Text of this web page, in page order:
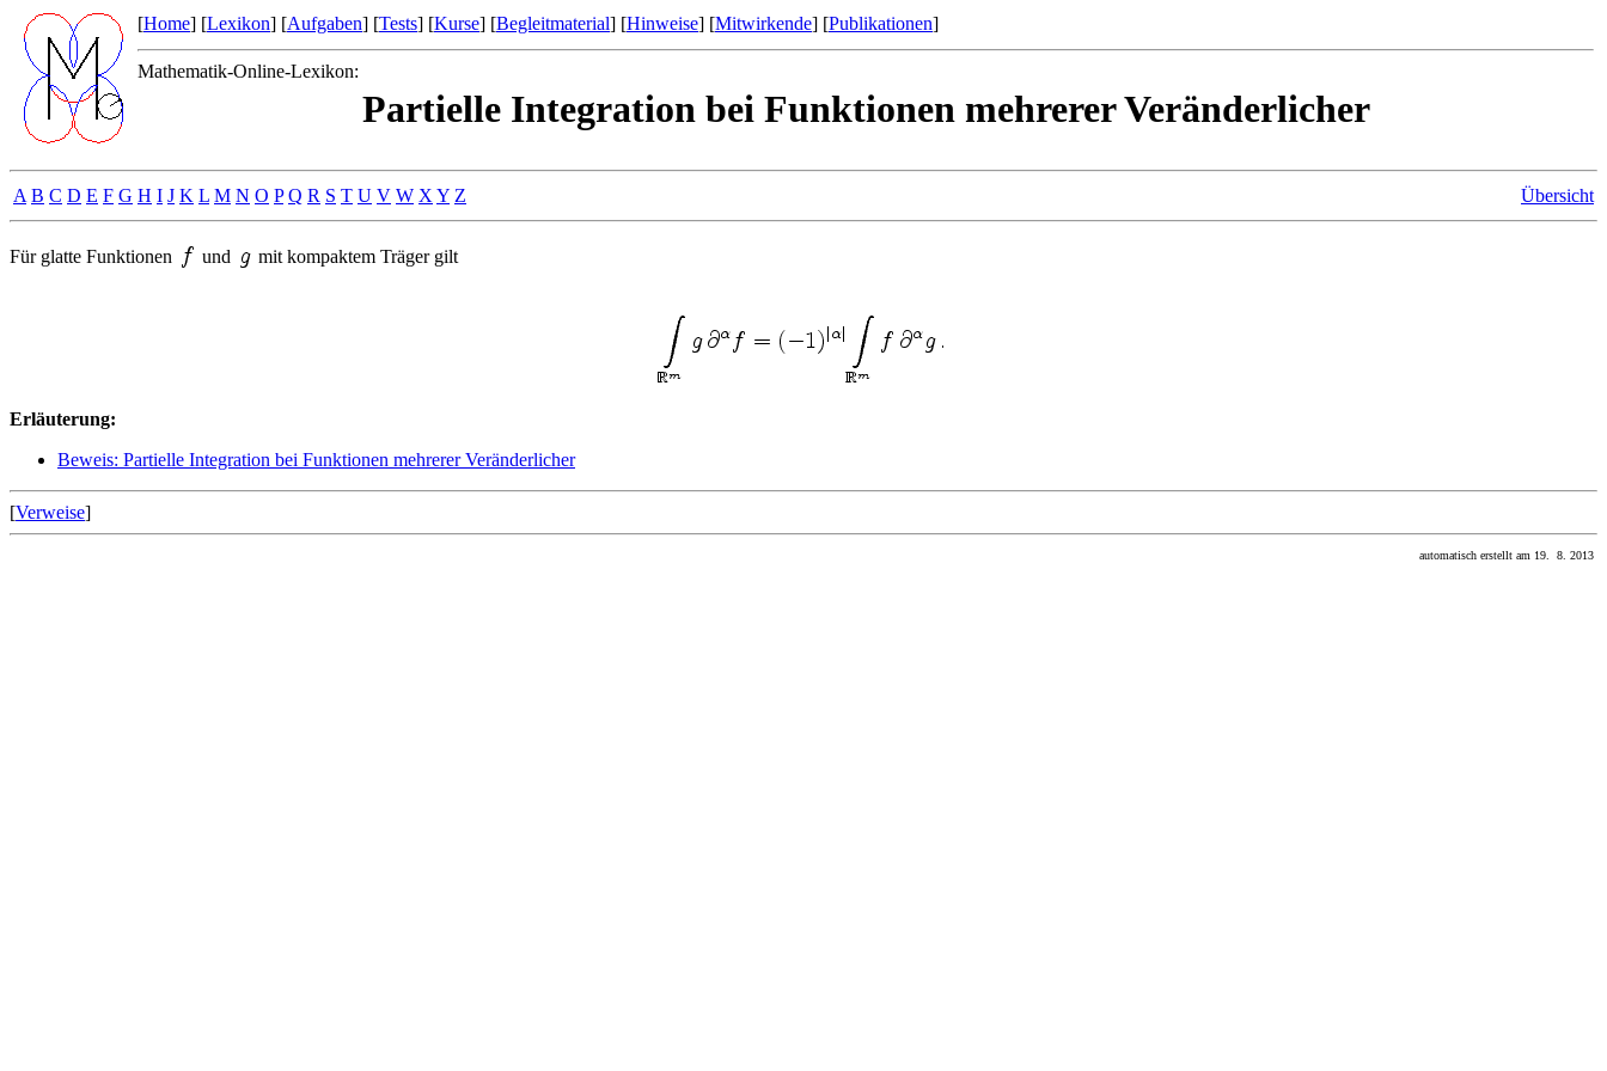
[Home] [Lexikon] [Aufgaben] [Tests] [Kurse] [Begleitmaterial] [Hinweise] [Mitwirkende] [Publikationen]
Mathematik-Online-Lexikon:
Partielle Integration bei Funktionen mehrerer Veränderlicher
A B C D E F G H I J K L M N O P Q R S T U V W X Y Z Übersicht
Für glatte Funktionen und mit kompaktem Träger gilt
Erläuterung:
Beweis: Partielle Integration bei Funktionen mehrerer Veränderlicher
[Verweise]
automatisch erstellt am 19. 8. 2013